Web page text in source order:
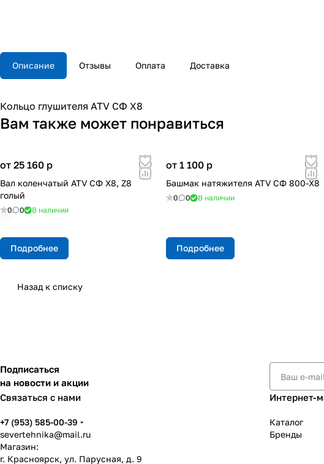
Описание Отзывы Оплата Доставка
Кольцо глушителя ATV СФ X8
Вам также может понравиться
от 25 160 p
Вал коленчатый ATV СФ X8, Z8
голый
0 0 В наличии
Подробнее
от 1 100 p
Башмак натяжителя ATV СФ 800-Х8
0 0 В наличии
Подробнее
Назад к списку
Подписаться
на новости и акции
Связаться с нами
+7 (953) 585-00-39
severtehnika@mail.ru
Магазин:
г. Красноярск, ул. Парусная, д. 9
Интернет-
Каталог
Бренды